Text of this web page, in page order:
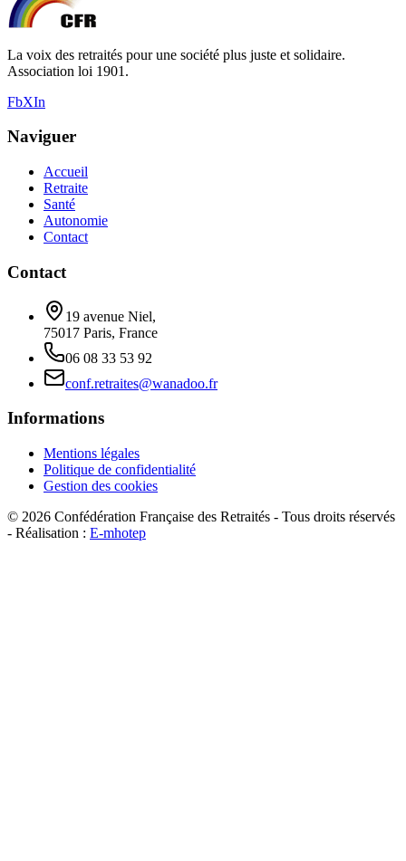
La voix des retraités pour une société plus juste et solidaire.
Association loi 1901.
FbXIn
Naviguer
Accueil
Retraite
Santé
Autonomie
Contact
Contact
19 avenue Niel,
75017 Paris, France
06 08 33 53 92
conf.retraites@wanadoo.fr
Informations
Mentions légales
Politique de confidentialité
Gestion des cookies
© 2026 Confédération Française des Retraités - Tous droits réservés
- Réalisation : E-mhotep